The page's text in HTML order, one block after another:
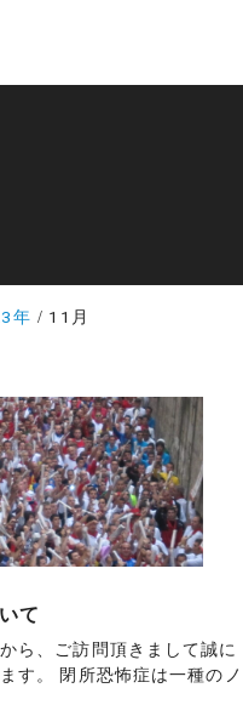
年 11月
て
ら、ご訪問頂きまして誠に
す。 閉所恐怖症は一種のノ